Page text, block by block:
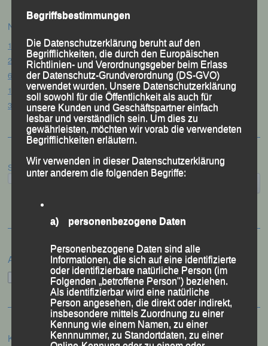
Neueste Beiträge
15. Pörndorfer Sommernachtslauf – Pörndorf, 01.08.2026
20. Goldener Steig-Lauf – Stozec/Tusset, 01.08.2026
61. Bergsportfest – Ortenburg, 26.07.2026
12. Loser Berglauf – Altaussee/Österreich, 25.07.2026
32. Sommerbiathlon – Passau, 18.07.2026
Suchen
Archiv
Archiv
Kategorien
Begriffsbestimmungen
Die Datenschutzerklärung beruht auf den
Begrifflichkeiten, die durch den Europäischen
Richtlinien- und Verordnungsgeber beim Erlass
der Datenschutz-Grundverordnung (DS-GVO)
verwendet wurden. Unsere Datenschutzerklärung
soll sowohl für die Öffentlichkeit als auch für
unsere Kunden und Geschäftspartner einfach
lesbar und verständlich sein. Um dies zu
gewährleisten, möchten wir vorab die verwendeten
Begrifflichkeiten erläutern.
Wir verwenden in dieser Datenschutzerklärung
unter anderem die folgenden Begriffe:
a) personenbezogene Daten
Personenbezogene Daten sind alle
Informationen, die sich auf eine identifizierte
oder identifizierbare natürliche Person (im
Folgenden „betroffene Person") beziehen.
Als identifizierbar wird eine natürliche
Person angesehen, die direkt oder indirekt,
insbesondere mittels Zuordnung zu einer
Kennung wie einem Namen, zu einer
Kennnummer, zu Standortdaten, zu einer